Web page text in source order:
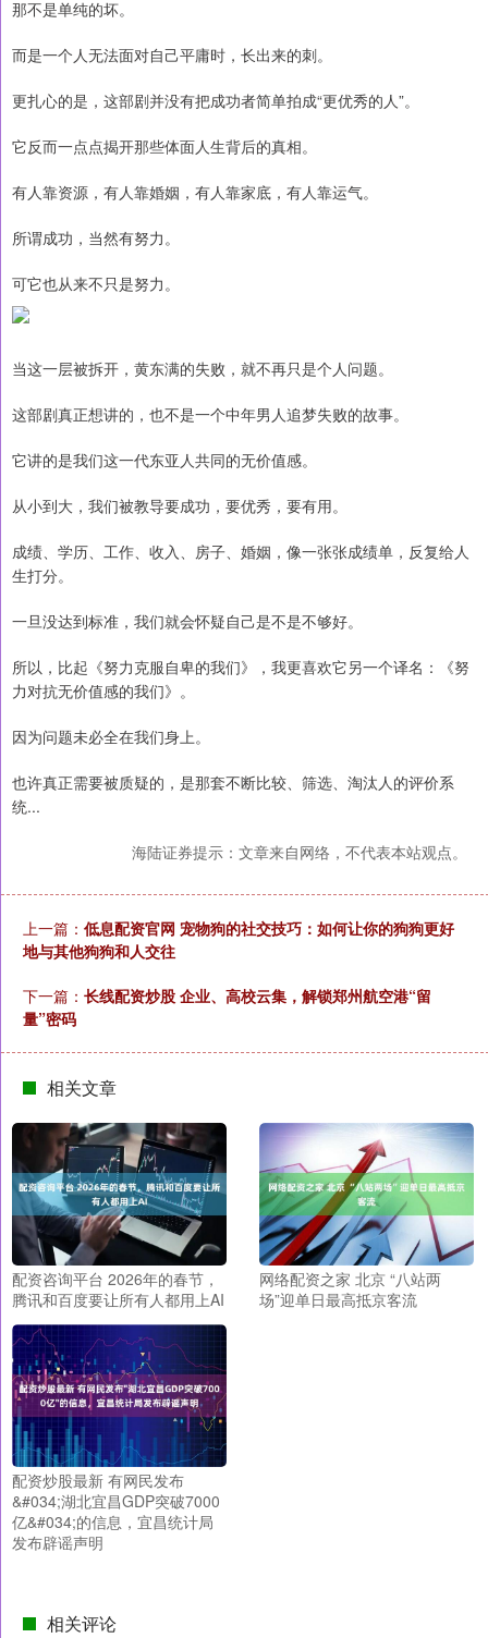
那不是单纯的坏。
而是一个人无法面对自己平庸时，长出来的刺。
更扎心的是，这部剧并没有把成功者简单拍成“更优秀的人”。
它反而一点点揭开那些体面人生背后的真相。
有人靠资源，有人靠婚姻，有人靠家底，有人靠运气。
所谓成功，当然有努力。
可它也从来不只是努力。
当这一层被拆开，黄东满的失败，就不再只是个人问题。
这部剧真正想讲的，也不是一个中年男人追梦失败的故事。
它讲的是我们这一代东亚人共同的无价值感。
从小到大，我们被教导要成功，要优秀，要有用。
成绩、学历、工作、收入、房子、婚姻，像一张张成绩单，反复给人
生打分。
一旦没达到标准，我们就会怀疑自己是不是不够好。
所以，比起《努力克服自卑的我们》，我更喜欢它另一个译名：《努
力对抗无价值感的我们》。
因为问题未必全在我们身上。
也许真正需要被质疑的，是那套不断比较、筛选、淘汰人的评价系
统...
海陆证券提示：文章来自网络，不代表本站观点。
上一篇： 低息配资官网 宠物狗的社交技巧：如何让你的狗狗更好
地与其他狗狗和人交往
下一篇： 长线配资炒股 企业、高校云集，解锁郑州航空港“留
量”密码
相关文章
配资咨询平台 2026年的春节，
腾讯和百度要让所有人都用上AI
网络配资之家 北京 “八站两
场”迎单日最高抵京客流
配资炒股最新 有网民发布
&#034;湖北宜昌GDP突破7000
亿&#034;的信息，宜昌统计局
发布辟谣声明
相关评论